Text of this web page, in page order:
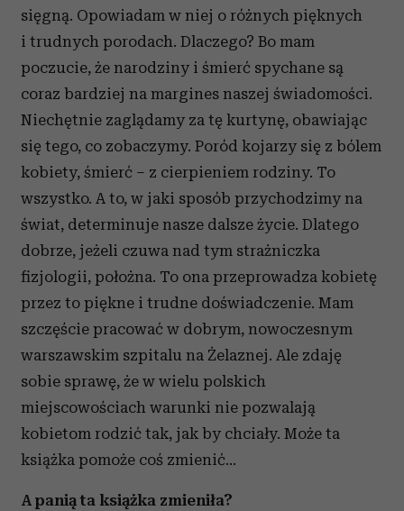
sięgną. Opowiadam w niej o różnych pięknych
i trudnych porodach. Dlaczego? Bo mam
poczucie, że narodziny i śmierć spychane są
coraz bardziej na margines naszej świadomości.
Niechętnie zaglądamy za tę kurtynę, obawiając
się tego, co zobaczymy. Poród kojarzy się z bólem
kobiety, śmierć – z cierpieniem rodziny. To
wszystko. A to, w jaki sposób przychodzimy na
świat, determinuje nasze dalsze życie. Dlatego
dobrze, jeżeli czuwa nad tym strażniczka
fizjologii, położna. To ona przeprowadza kobietę
przez to piękne i trudne doświadczenie. Mam
szczęście pracować w dobrym, nowoczesnym
warszawskim szpitalu na Żelaznej. Ale zdaję
sobie sprawę, że w wielu polskich
miejscowościach warunki nie pozwalają
kobietom rodzić tak, jak by chciały. Może ta
książka pomoże coś zmienić...
A panią ta książka zmieniła?